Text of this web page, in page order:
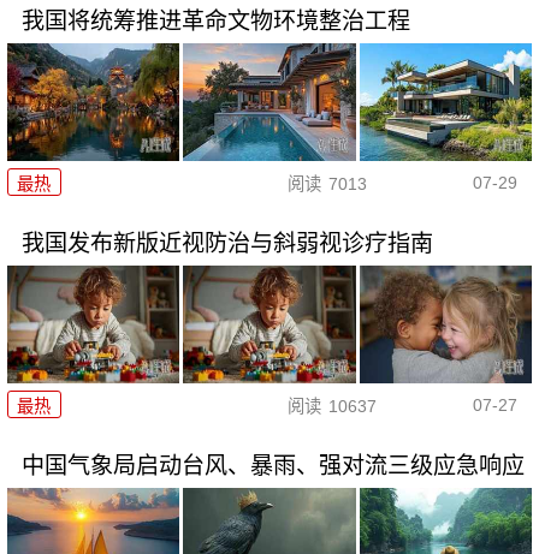
我国将统筹推进革命文物环境整治工程
最热 阅读 7013 07-29
我国发布新版近视防治与斜弱视诊疗指南
最热 阅读 10637 07-27
中国气象局启动台风、暴雨、强对流三级应急响应